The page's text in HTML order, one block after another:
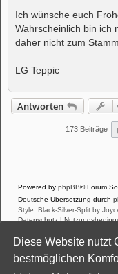
Diese Website nutzt
bestmöglichen
i
t
r
g
Ich wünsche euch
Wahrscheinlich bin ich
daher nicht zum
LG Teppic
Antworten
173 Beiträge
Powered by phpBB® Forum
Deutsche Übersetzung durch
Style: Black-Silver-Split by
Datenschutz |